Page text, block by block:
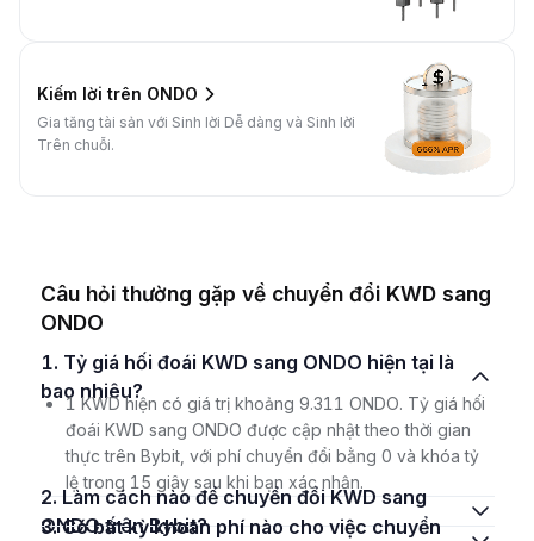
Kiếm lời trên ONDO
Gia tăng tài sản với Sinh lời Dễ dàng và Sinh lời
Trên chuỗi.
Câu hỏi thường gặp về chuyển đổi KWD sang
ONDO
1. Tỷ giá hối đoái KWD sang ONDO hiện tại là
bao nhiêu?
1 KWD hiện có giá trị khoảng 9.311 ONDO. Tỷ giá hối
đoái KWD sang ONDO được cập nhật theo thời gian
thực trên Bybit, với phí chuyển đổi bằng 0 và khóa tỷ
lệ trong 15 giây sau khi bạn xác nhận.
2. Làm cách nào để chuyển đổi KWD sang
ONDO trên Bybit?
3. Có bất kỳ khoản phí nào cho việc chuyển